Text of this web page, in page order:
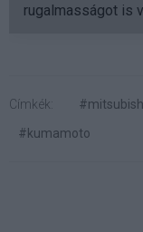
rugalmasságot is
Címkék:
#kumamoto